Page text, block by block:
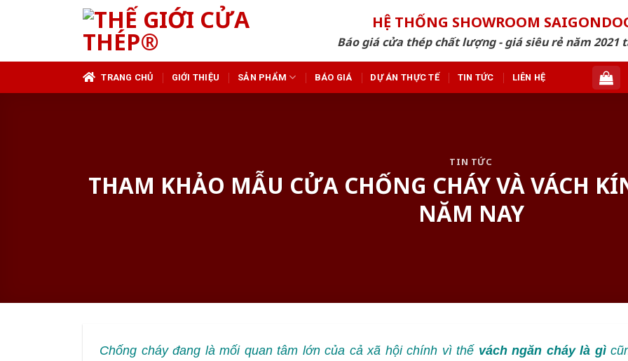
HỆ THỐNG SHOWROOM
Báo giá cửa thép chất lượng - giá siêu rẻ năm 2021
TRANG CHỦ GIỚI THIỆU SẢN PHẨM BÁO GIÁ DỰ ÁN THỰC TẾ TIN TỨC LIÊN HỆ
TIN TỨC
THAM KHẢO MẪU CỬA CHỐNG CHÁY VÀ VÁCH
NĂM NAY
Chống cháy đang là mối quan tâm lớn của cả xã hội chính vì thế vách ngăn cháy là gì